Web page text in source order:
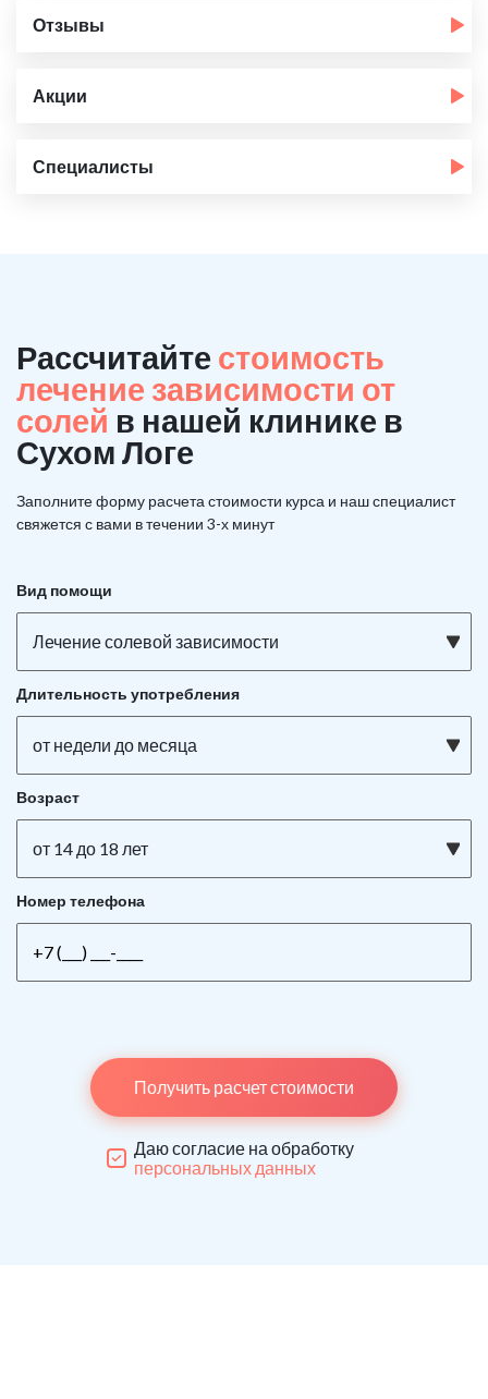
Отзывы
Акции
Специалисты
Рассчитайте стоимость
лечение зависимости от
солей в нашей клинике в
Сухом Логе
Заполните форму расчета стоимости курса и наш специалист
свяжется с вами в течении 3-х минут
Вид помощи
Лечение солевой зависимости
Длительность употребления
от недели до месяца
Возраст
от 14 до 18 лет
Номер телефона
Получить расчет стоимости
Даю согласие на обработку
персональных данных